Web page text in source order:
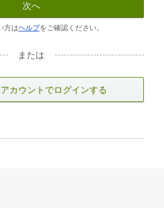
次へ
方はヘルプをご確認ください。
または
カウントでログインする